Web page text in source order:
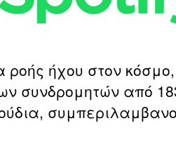
ήχου στον
συνδρομητών από